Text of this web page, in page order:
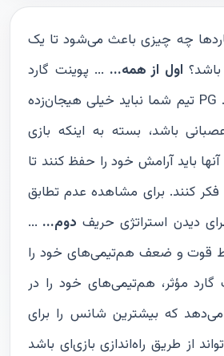
چه چیزی باعث می‌شود تا یک
اول از همه... ... پوینت گارد
باید «سرحال» باشد. PG تیم شما نباید خیلی هیجان‌زده
باشد، بسته به اینکه بازی
باید آرامش خود را حفظ کنند تا
فکر کنند. برای مشاهده عدم تطابق
دیدن استراتژی حریف دوم... ...
قوت و ضعف هم‌تیمی‌های خود را
مؤثر، هم‌تیمی‌های خود را در
که بیشترین شانس را برای
از طریق راه‌اندازی بازی‌ای باشد